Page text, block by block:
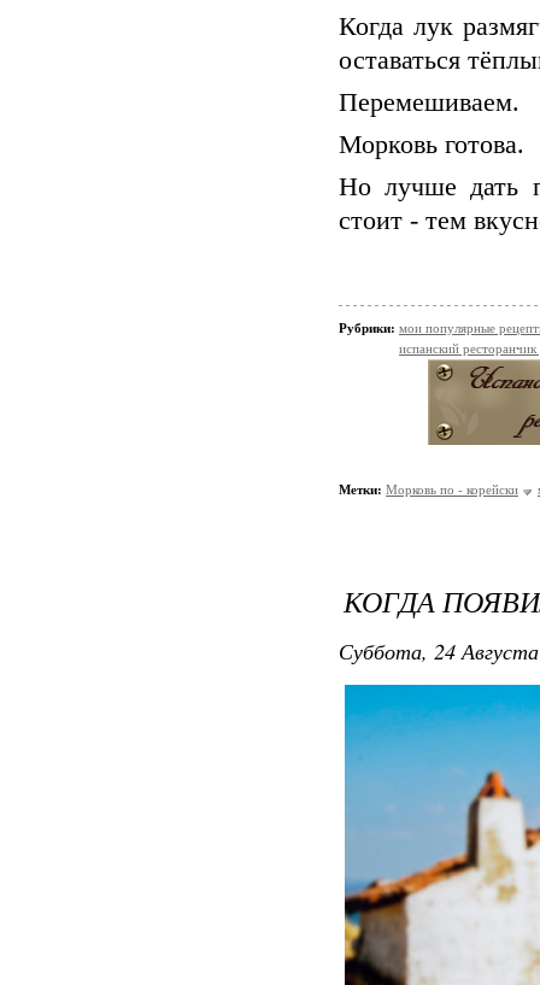
Когда лук
оставаться
Перемешиваем.
Морковь готова.
Но лучше дать
стоит - тем
Рубрики: мои популярные
испанский
Метки: Морковь по - корейски
КОГДА
Суббота, 24